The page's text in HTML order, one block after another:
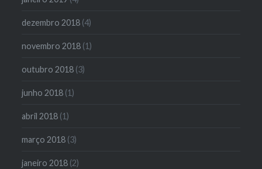
dezembro 2018 (4)
novembro 2018 (1)
outubro 2018 (3)
junho 2018 (1)
abril 2018 (1)
março 2018 (3)
janeiro 2018 (2)